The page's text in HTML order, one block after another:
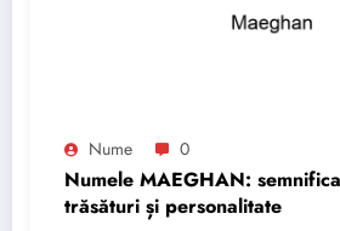
Nume 0
Numele MAEGHAN:
trăsături și personalitate